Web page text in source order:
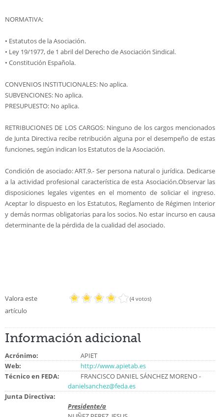
NORMATIVA:
• Estatutos de la Asociación.
• Ley 19/1977, de 1 abril del Derecho de Asociación Sindical.
• Constitución Española.
CONVENIOS INSTITUCIONALES: No aplica.
SUBVENCIONES: No aplica.
PRESUPUESTO: No aplica.
RETRIBUCIONES DE LOS CARGOS: Ninguno de los cargos mencionados
de Junta Directiva recibe retribución alguna por el desempeño de estas
funciones, según indican los Estatutos de la Asociación.
Condición de asociado: ART.9.- Ser persona natural o jurídica. Dedicarse
a la actividad profesional característica de esta Asociación.Observar las
disposiciones legales vigentes en el momento de soliciar el ingreso.
Aceptar lo dispuesto en los Estatutos, Reglamento de Régimen Interior
y demás normas obligatorias para los socios. No estar incurso en causa
determinante de la pérdida de la cualidad del asociado.
Valora este
artículo
(4 votos)
Información adicional
Acrónimo:
APIET
Web:
http://www.apietab.es
Técnico en FEDA:
FRANCISCO DANIEL SÁNCHEZ MORENO -
danielsanchez@feda.es
Junta Directiva:
Presidente/a